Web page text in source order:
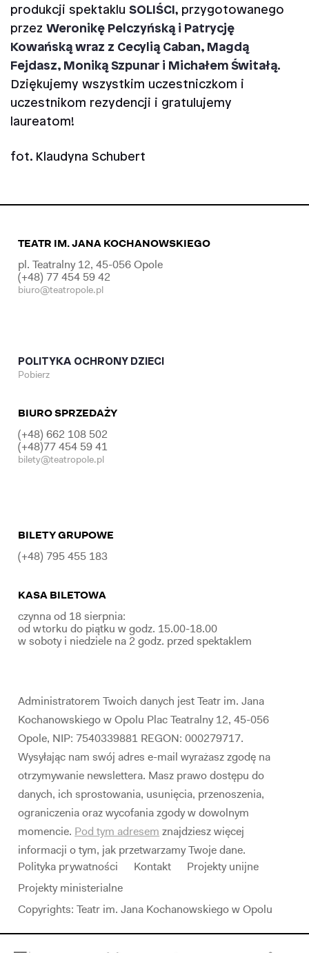
produkcji spektaklu SOLIŚCI, przygotowanego
przez Weronikę Pelczyńską i Patrycję
Kowańską wraz z Cecylią Caban, Magdą
Fejdasz, Moniką Szpunar i Michałem Świtałą.
Dziękujemy wszystkim uczestniczkom i
uczestnikom rezydencji i gratulujemy
laureatom!
fot. Klaudyna Schubert
TEATR IM. JANA KOCHANOWSKIEGO
pl. Teatralny 12, 45-056 Opole
(+48) 77 454 59 42
biuro@teatropole.pl
POLITYKA OCHRONY DZIECI
Pobierz
BIURO SPRZEDAŻY
(+48) 662 108 502
(+48)77 454 59 41
bilety@teatropole.pl
BILETY GRUPOWE
(+48) 795 455 183
KASA BILETOWA
czynna od 18 sierpnia:
od wtorku do piątku w godz. 15.00-18.00
w soboty i niedziele na 2 godz. przed spektaklem
Administratorem Twoich danych jest Teatr im. Jana
Kochanowskiego w Opolu Plac Teatralny 12, 45-056
Opole, NIP: 7540339881 REGON: 000279717.
Wysyłając nam swój adres e-mail wyrażasz zgodę na
otrzymywanie newslettera. Masz prawo dostępu do
danych, ich sprostowania, usunięcia, przenoszenia,
ograniczenia oraz wycofania zgody w dowolnym
momencie. Pod tym adresem znajdziesz więcej
informacji o tym, jak przetwarzamy Twoje dane.
Polityka prywatności
Kontakt
Projekty unijne
Projekty ministerialne
Copyrights: Teatr im. Jana Kochanowskiego w Opolu